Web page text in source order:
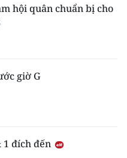
hội quân chuẩn bị cho
giờ G
1 đích đến